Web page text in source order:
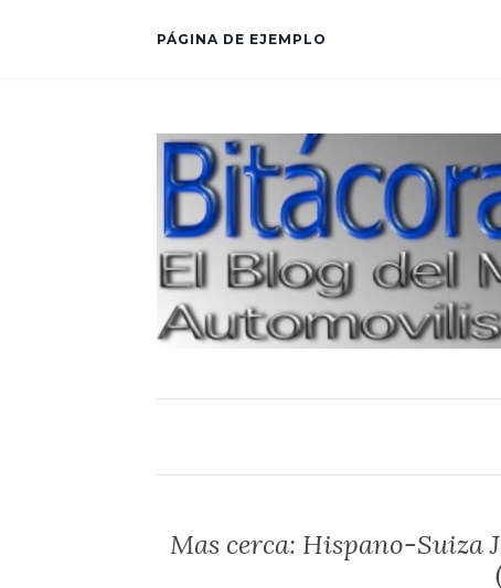
PÁGINA DE EJEMPLO
Mas cerca: Hispano-Suiza